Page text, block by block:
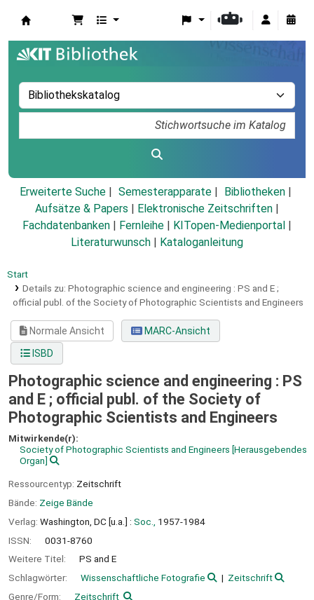
Erweiterte Suche Semesterapparate
Bibliotheken
Aufsätze & Papers
Elektronische Zeitschriften
Fachdatenbanken
Fernleihe KITopen-Medienportal
Literaturwunsch
Kataloganleitung
Start
Details zu: Photographic science and engineering : PS and E ;
official publ. of the Society of Photographic Scientists and Engineers
Normale Ansicht
MARC-Ansicht
ISBD
Photographic science and engineering : PS
and E ; official publ. of the Society of
Photographic Scientists and Engineers
Mitwirkende(r):
Society of Photographic Scientists and Engineers [Herausgebendes
Organ]
Ressourcentyp: Zeitschrift
Bände: Zeige Bände
Verlag: Washington, DC [u.a.] : Soc.,
1957-1984
ISSN:
0031-8760
Weitere Titel:
PS and E
Schlagwörter:
Wissenschaftliche Fotografie
Zeitschrift
Genre/Form:
Zeitschrift